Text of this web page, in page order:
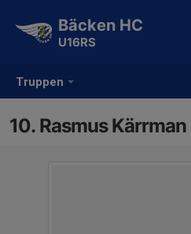
Truppen
Bäcken HC
U16RS
10. Rasmus Kärrman